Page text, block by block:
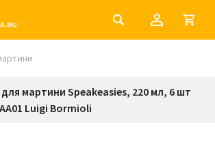
мартини Speakeasies, 220 мл, 6 шт
Luigi Bormioli